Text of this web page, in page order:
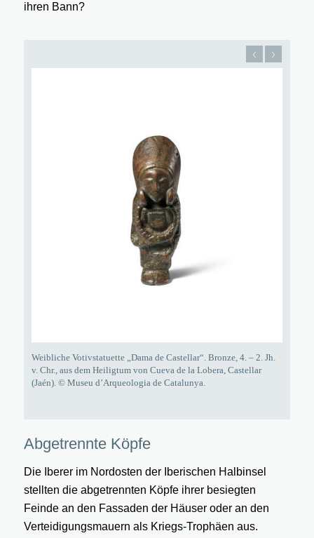
ihren Bann?
Weibliche Votivstatuette „Dama de Castellar“. Bronze, 4. – 2. Jh.
v. Chr., aus dem Heiligtum von Cueva de la Lobera, Castellar
(Jaén). © Museu d’Arqueologia de Catalunya.
Abgetrennte Köpfe
Die Iberer im Nordosten der Iberischen Halbinsel
stellten die abgetrennten Köpfe ihrer besiegten
Feinde an den Fassaden der Häuser oder an den
Verteidigungsmauern als Kriegs-Trophäen aus.